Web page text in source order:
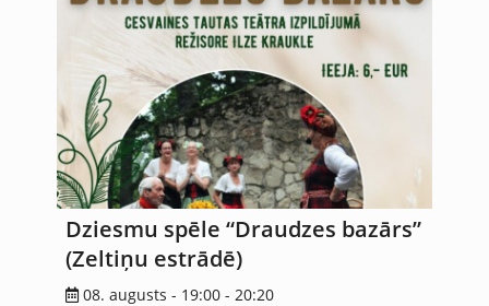
Dziesmu spēle “Draudzes bazārs”
(Zeltiņu estrādē)
08. augusts - 19:00 -20:20